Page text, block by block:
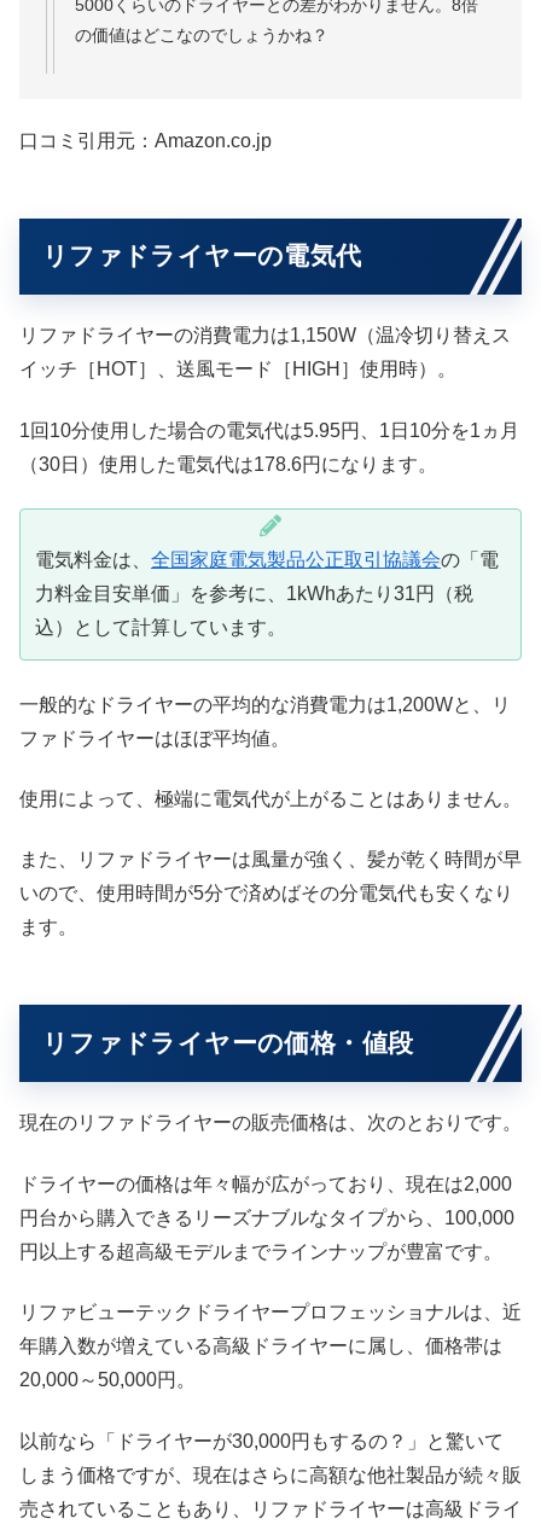
5000くらいのドライヤーとの差がわかりません。8倍
の価値はどこなのでしょうかね？
口コミ引用元：Amazon.co.jp
リファドライヤーの電気代
リファドライヤーの消費電力は1,150W（温冷切り替えス
イッチ［HOT］、送風モード［HIGH］使用時）。
1回10分使用した場合の電気代は5.95円、1日10分を1ヵ月
（30日）使用した電気代は178.6円になります。
電気料金は、 全国家庭電気製品公正取引協議会の「電
力料金目安単価」を参考に、1kWhあたり31円（税
込）として計算しています。
一般的なドライヤーの平均的な消費電力は1,200Wと、リ
ファドライヤーはほぼ平均値。
使用によって、極端に電気代が上がることはありません。
また、リファドライヤーは風量が強く、髪が乾く時間が早
いので、使用時間が5分で済めばその分電気代も安くなり
ます。
リファドライヤーの価格・値段
現在のリファドライヤーの販売価格は、次のとおりです。
ドライヤーの価格は年々幅が広がっており、現在は2,000
円台から購入できるリーズナブルなタイプから、100,000
円以上する超高級モデルまでラインナップが豊富です。
リファビューテックドライヤープロフェッショナルは、近
年購入数が増えている高級ドライヤーに属し、価格帯は
20,000～50,000円。
以前なら「ドライヤーが30,000円もするの？」と驚いて
しまう価格ですが、現在はさらに高額な他社製品が続々販
売されていることもあり、リファドライヤーは高級ドライ